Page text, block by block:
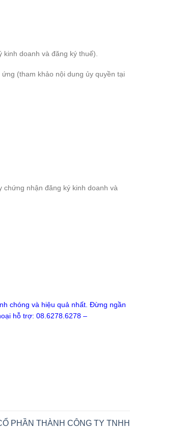
doanh và đăng ký thuế).
(tham khảo nội dung ủy quyền tại
nhận đăng ký kinh doanh và
chóng và hiệu quả nhất. Đừng ngần
hỗ trợ: 08.6278.6278 –
PHẦN THÀNH CÔNG TY TNHH